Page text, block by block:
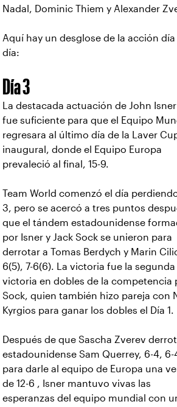
Nadal, Dominic Thiem y Alexander
Aquí hay un desglose de la acción
día:
Día 3
La destacada actuación de John
fue suficiente para que el Equipo
regresara al último día de la Laver
inaugural, donde el Equipo Europa
prevaleció al final, 15-9.
Team World comenzó el día
3, pero se acercó a tres puntos
que el tándem estadounidense
por Isner y Jack Sock se unieron para
derrotar a Tomas Berdych y Marin
6(5), 7-6(6). La victoria fue la segunda
victoria en dobles de la competencia
Sock, quien también hizo pareja con
Kyrgios para ganar los dobles el Día 1.
Después de que Sascha Zverev
estadounidense Sam Querrey, 6-4, 6-
para darle al equipo de Europa una
de 12-6 , Isner mantuvo vivas las
esperanzas del equipo mundial con